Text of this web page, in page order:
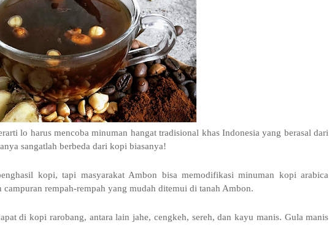
lo harus mencoba minuman hangat tradisional khas Indonesia yang berasal dari
sangatlah berbeda dari kopi biasanya!
kopi, tapi masyarakat Ambon bisa memodifikasi minuman kopi arabica
campuran rempah-rempah yang mudah ditemui di tanah Ambon.
di kopi rarobang, antara lain jahe, cengkeh, sereh, dan kayu manis. Gula manis